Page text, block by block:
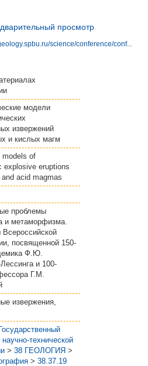
просмотр
science/conference/conf...
модели
извержений
и кислых магм
models of
explosive eruptions
acid magmas
проблемы
и метаморфизма.
посвященной 150-
Ф.Ю.
и 100-
Г.М.
извержения,
научно-технической
> 38 ГЕОЛОГИЯ >
> 38.37.19